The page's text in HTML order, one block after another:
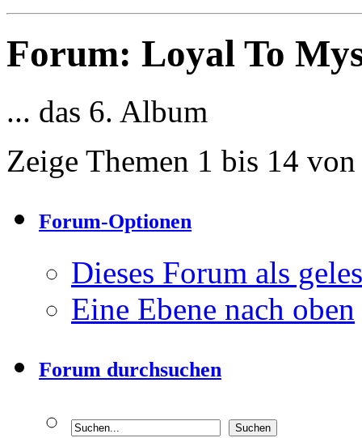
Forum: Loyal To
... das 6. Album
Zeige Themen 1 bis 14
Forum-Optionen
Dieses Forum als
Eine Ebene nach oben
Forum durchsuchen